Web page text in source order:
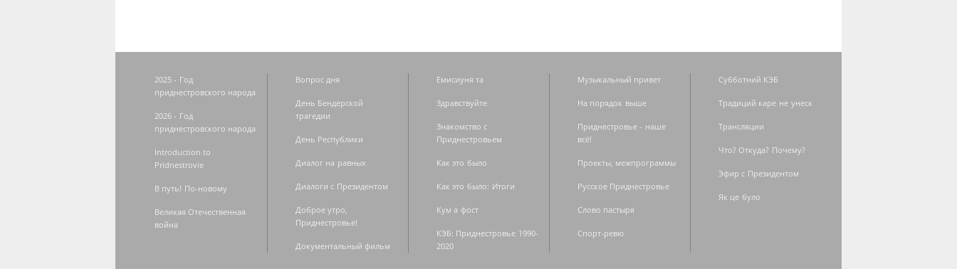
2025 - Год
приднестровского народа
2026 - Год
приднестровского народа
Introduction to
Pridnestrovie
В путь! По-новому
Великая Отечественная
война
Вопрос дня
День Бендерской
трагедии
День Республики
Диалог на равных
Диалоги с Президентом
Доброе утро,
Приднестровье!
Документальный фильм
Емисиуня та
Здравствуйте
Знакомство с
Приднестровьем
Как это было
Как это было: Итоги
Кум а фост
КЭБ: Приднестровье 1990-
2020
Музыкальный привет
На порядок выше
Приднестровье - наше
всё!
Проекты, межпрограммы
Русское Приднестровье
Слово пастыря
Спорт-ревю
Субботний КЭБ
Традиций каре не унеск
Трансляции
Что? Откуда? Почему?
Эфир с Президентом
Як це було